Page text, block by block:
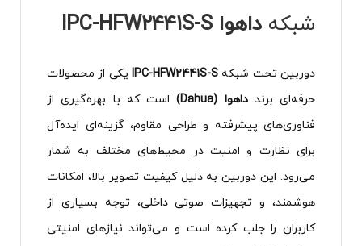
شبکه داهوا IPC-HFW2441S-S
دوربین تحت شبکه IPC-HFW2441S-S یکی از محصولات
حرفه‌ای برندداهوا (Dahua)
است که با بهره‌گیری از
فناوری‌های پیشرفته و طراحی مقاوم، گزینه‌ای ایده‌آل
برای نظارت و امنیت در محیط‌های مختلف به شمار
می‌رود. این دوربین به دلیل کیفیت تصویر بالا، امکانات
هوشمند، و تجهیزات صوتی داخلی، توجه بسیاری از
کاربران را جلب کرده است و می‌تواند نیازهای امنیتی